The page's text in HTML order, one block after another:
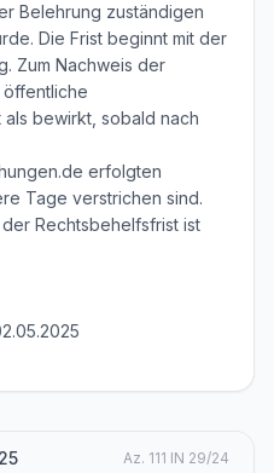
Belehrung zuständigen
Die Frist beginnt mit der
Zum Nachweis der
als bewirkt, sobald nach
erfolgten
Tage verstrichen sind.
Rechtsbehelfsfrist ist
Az. 111 IN 29/24